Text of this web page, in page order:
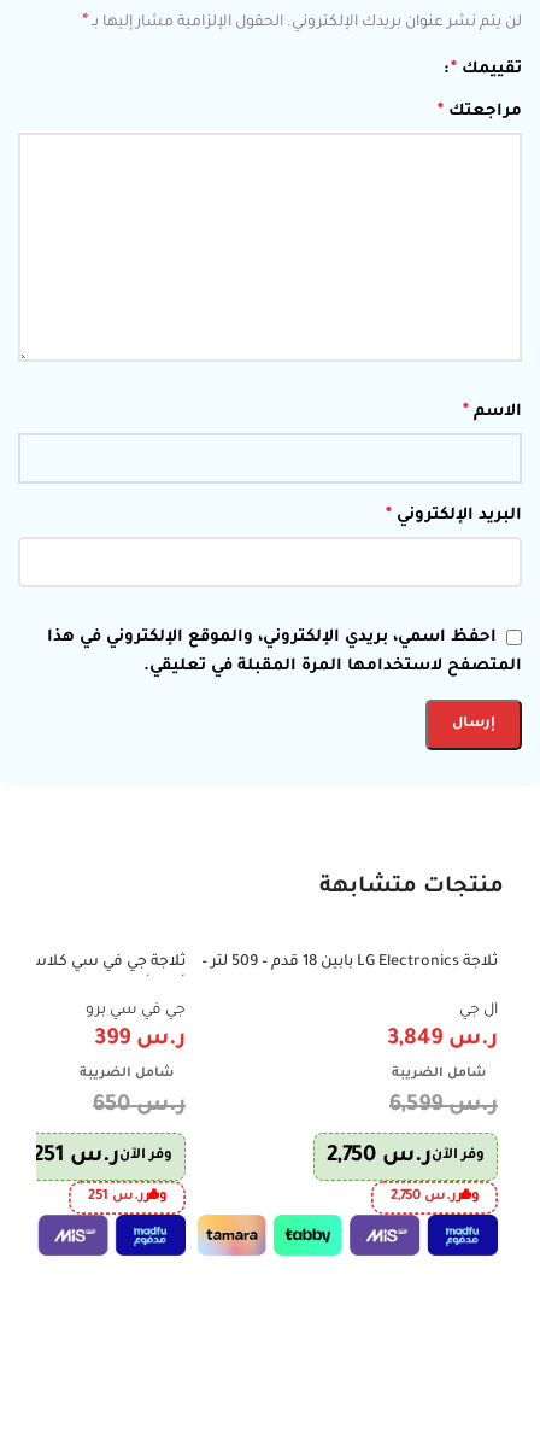
لن يتم نشر عنوان بريدك الإلكتروني. الحقول الإلزامية مشار إليها بـ *
تقييمك *
مراجعتك *
الاسم *
البريد الإلكتروني *
احفظ اسمي، بريدي الإلكتروني، والموقع الإلكتروني في هذا
المتصفح لاستخدامها المرة المقبلة في تعليقي.
منتجات متشابهة
-42%
ثلاجة LG Electronics بابين 18 قدم – 509 لتر –
ال جي
ر.س
شامل الضريبة
ر.س6,599
وفر الآنر.س
وفرر.س 2,750
-39%
ثلاجة جي في سي كلاسيك
Red
جي في سي برو
ر.س
شامل الضريبة
ر.س650
وفر الآنر.س
وفرر.س